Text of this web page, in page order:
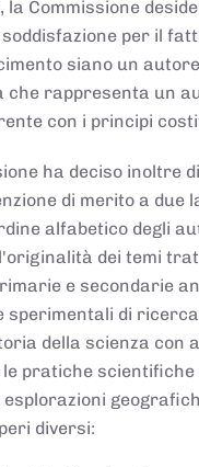
la Commissione
per il
siano un
che rappresenta un
con i principi
ha deciso inoltre
di merito a due
alfabetico degli
dei temi
e secondarie
sperimentali di
della scienza con
pratiche
esplorazioni
diversi: